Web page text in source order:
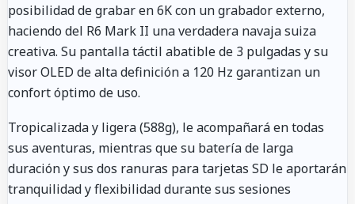
posibilidad de grabar en 6K con un grabador externo,
haciendo del R6 Mark II una verdadera navaja suiza
creativa. Su pantalla táctil abatible de 3 pulgadas y su
visor OLED de alta definición a 120 Hz garantizan un
confort óptimo de uso.
Tropicalizada y ligera (588g), le acompañará en todas
sus aventuras, mientras que su batería de larga
duración y sus dos ranuras para tarjetas SD le aportarán
tranquilidad y flexibilidad durante sus sesiones